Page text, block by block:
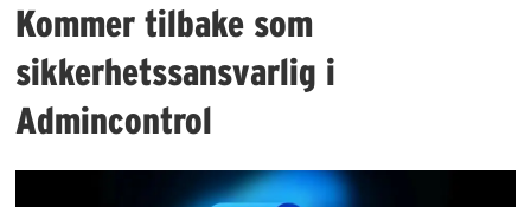
Kommer tilbake som
sikkerhetssansvarlig i
Admincontrol